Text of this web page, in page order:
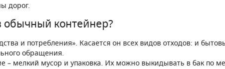
дорог.
обычный контейнер?
и потребления». Касается он всех видов отходов: и
обращения.
мелкий мусор и упаковка. Их можно выкидывать в бак по